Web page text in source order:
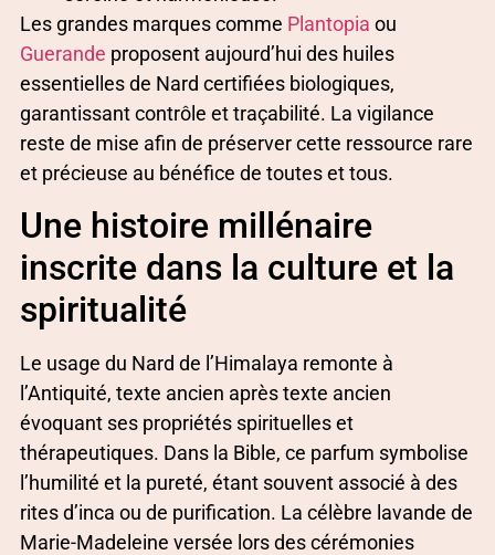
Les grandes marques comme Plantopia ou
Guerande proposent aujourd’hui des huiles
essentielles de Nard certifiées biologiques,
garantissant contrôle et traçabilité. La vigilance
reste de mise afin de préserver cette ressource rare
et précieuse au bénéfice de toutes et tous.
Une histoire millénaire
inscrite dans la culture et la
spiritualité
Le usage du Nard de l’Himalaya remonte à
l’Antiquité, texte ancien après texte ancien
évoquant ses propriétés spirituelles et
thérapeutiques. Dans la Bible, ce parfum symbolise
l’humilité et la pureté, étant souvent associé à des
rites d’inca ou de purification. La célèbre lavande de
Marie-Madeleine versée lors des cérémonies